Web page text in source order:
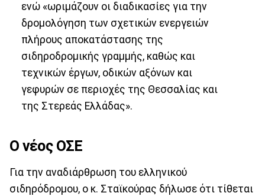
ενώ «ωριμάζουν οι διαδικασίες για την
δρομολόγηση των σχετικών ενεργειών
πλήρους αποκατάστασης της
σιδηροδρομικής γραμμής, καθώς και
τεχνικών έργων, οδικών αξόνων και
γεφυρών σε περιοχές της Θεσσαλίας και
της Στερεάς Ελλάδας».
Ο νέος ΟΣΕ
Για την αναδιάρθρωση του ελληνικού
σιδηρόδρομου, ο κ. Σταϊκούρας δήλωσε ότι τίθεται